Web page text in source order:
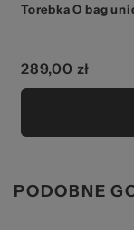
Torebka O bag
289,00 zł
PODOBNE